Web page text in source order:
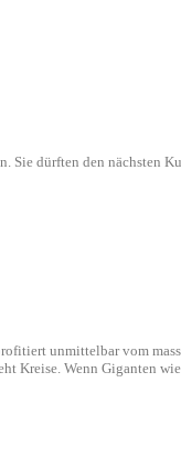
dürften den nächsten
unmittelbar vom
Kreise. Wenn Giganten